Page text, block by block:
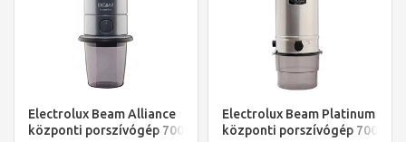
Electrolux Beam Alliance
központi porszívógép 700
Electrolux Beam Platinum
központi porszívógép 700